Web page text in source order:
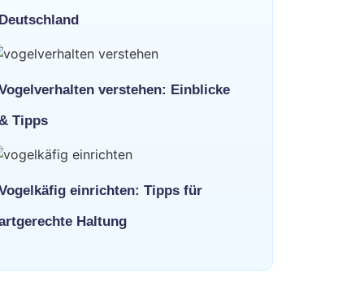
Deutschland
verstehen: Einblicke
Tipps
einrichten: Tipps für
Haltung